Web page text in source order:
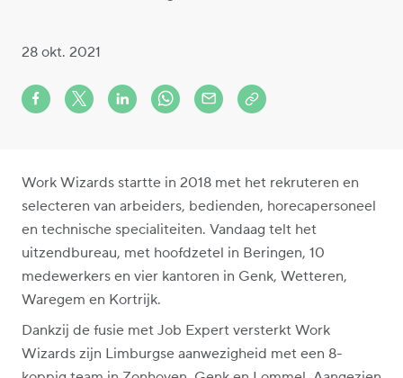
28 okt. 2021
Share on Facebook
Share on X (formerly Twitter)
Share on LinkedIn
Share via Whatsapp
Share via MailCopy to clipboard
Work Wizards startte in 2018 met het rekruteren en
selecteren van arbeiders, bedienden, horecapersoneel
en technische specialiteiten. Vandaag telt het
uitzendbureau, met hoofdzetel in Beringen, 10
medewerkers en vier kantoren in Genk, Wetteren,
Waregem en Kortrijk.
Dankzij de fusie met Job Expert versterkt Work
Wizards zijn Limburgse aanwezigheid met een 8-